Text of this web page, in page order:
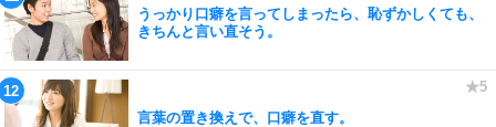
うっかり口癖を言ってしまったら、恥ずかしくても、
きちんと言い直そう。
言葉の置き換えで、口癖を直す。